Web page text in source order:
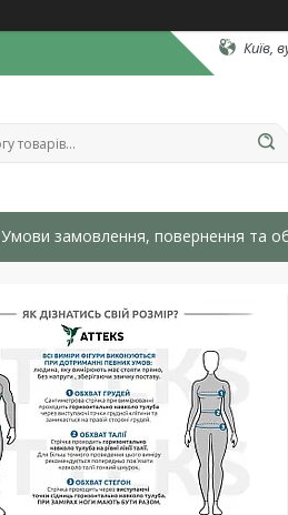
Київ,
Умови замовлення, повернення та